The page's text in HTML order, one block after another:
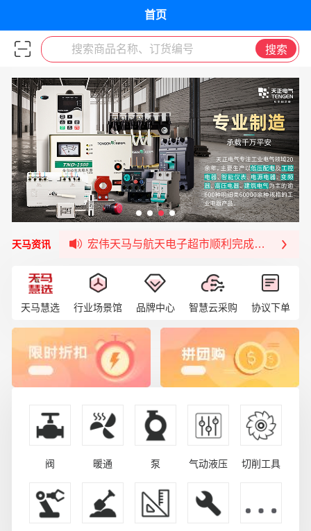
首页
搜索商品名称、订货编号 搜索
天马资讯
宏伟天马与航天电子超市顺利完成对接！
签约喜讯 | 宏伟与中铝集团成功签约！
福清核电—WD-40产品交流会圆满结束
宏伟天马与网易严选达成品牌合作
宏伟供应链与第一师阿拉尔市签署战略框架合
天马慧选 行业场景馆 品牌中心 智慧云采购 协议下单
阀 暖通 泵 气动液压 切削工具